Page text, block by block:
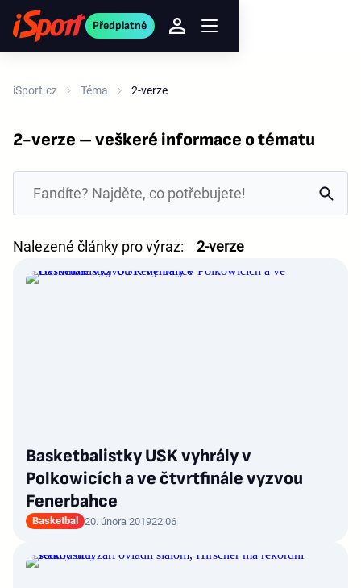
Předplatné
iSport.cz Téma 2-verze
2-verze – veškeré informace o tématu
Nalezené články pro výraz: 2-verze
Basketbalistky USK vyhrály v
Polkowicích a ve čtvrtfinále vyzvou
Fenerbahce
Basketbal 20. února 201922:06